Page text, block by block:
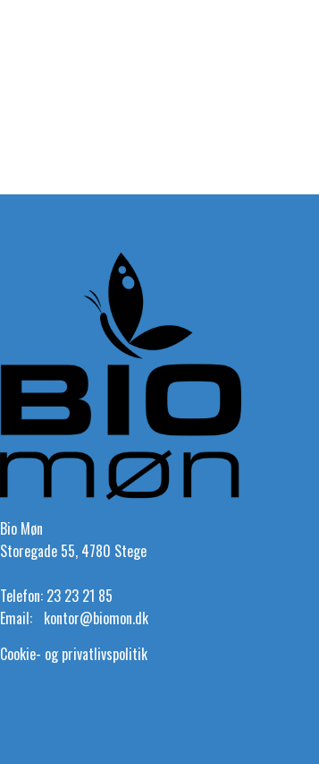
Bio Møn
Storegade 55, 4780 Stege
Telefon: 23 23 21 85
Email: kontor@biomon.dk
Cookie- og privatlivspolitik